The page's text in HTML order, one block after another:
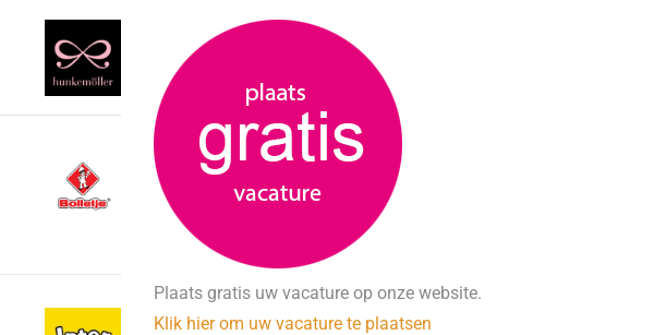
Plaats gratis uw vacature op onze website.
Klik hier om uw vacature te plaatsen